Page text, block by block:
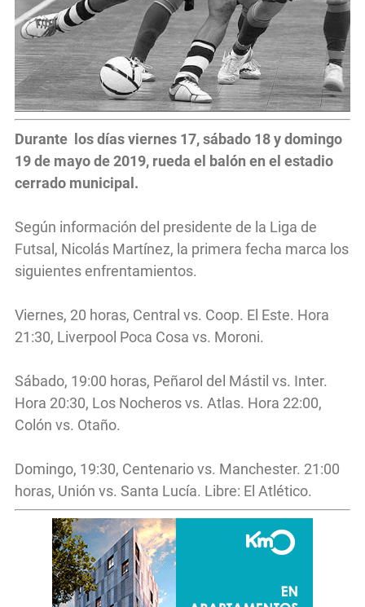
Durante los días viernes 17, sábado 18 y domingo
19 de mayo de 2019, rueda el balón en el estadio
cerrado municipal.
Según información del presidente de la Liga de
Futsal, Nicolás Martínez, la primera fecha marca los
siguientes enfrentamientos.
Viernes, 20 horas, Central vs. Coop. El Este. Hora
21:30, Liverpool Poca Cosa vs. Moroni.
Sábado, 19:00 horas, Peñarol del Mástil vs. Inter.
Hora 20:30, Los Nocheros vs. Atlas. Hora 22:00,
Colón vs. Otaño.
Domingo, 19:30, Centenario vs. Manchester. 21:00
horas, Unión vs. Santa Lucía. Libre: El Atlético.